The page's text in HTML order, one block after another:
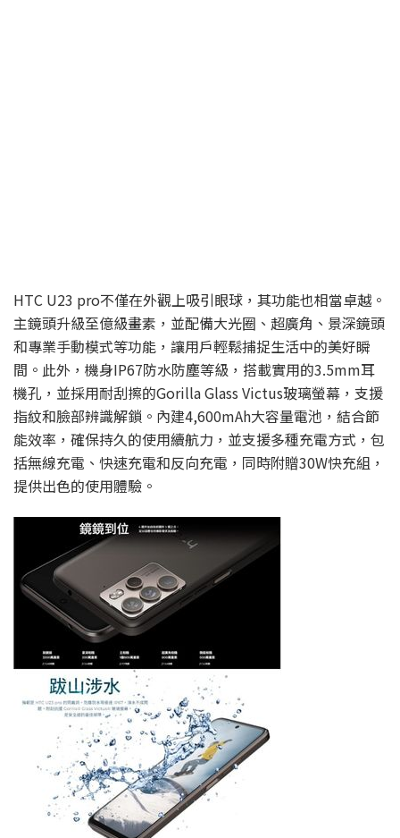
HTC U23 pro不僅在外觀上吸引眼球，其功能也相當卓越。
主鏡頭升級至億級畫素，並配備大光圈、超廣角、景深鏡頭
和專業手動模式等功能，讓用戶輕鬆捕捉生活中的美好瞬
間。此外，機身IP67防水防塵等級，搭載實用的3.5mm耳
機孔，並採用耐刮擦的Gorilla Glass Victus玻璃螢幕，支援
指紋和臉部辨識解鎖。內建4,600mAh大容量電池，結合節
能效率，確保持久的使用續航力，並支援多種充電方式，包
括無線充電、快速充電和反向充電，同時附贈30W快充組，
提供出色的使用體驗。